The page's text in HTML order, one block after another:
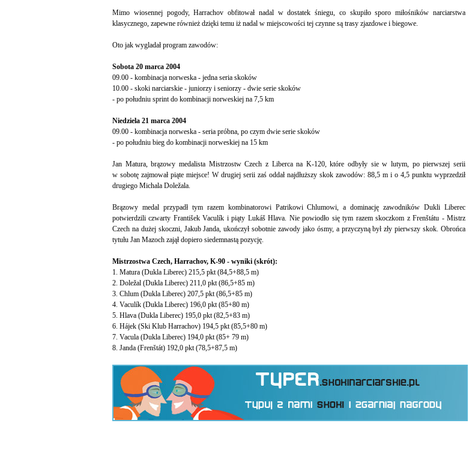
Mimo wiosennej pogody, Harrachov obfitował nadal w dostatek śniegu, co skupiło sporo miłośników narciarstwa
klasycznego, zapewne również dzięki temu iż nadal w miejscowości tej czynne są trasy zjazdowe i biegowe.
Oto jak wygladał program zawodów:
Sobota 20 marca 2004
09.00 - kombinacja norweska - jedna seria skoków
10.00 - skoki narciarskie - juniorzy i seniorzy - dwie serie skoków
- po południu sprint do kombinacji norweskiej na 7,5 km
Niedziela 21 marca 2004
09.00 - kombinacja norweska - seria próbna, po czym dwie serie skoków
- po południu bieg do kombinacji norweskiej na 15 km
Jan Matura, brązowy medalista Mistrzostw Czech z Liberca na K-120, które odbyły sie w lutym, po pierwszej serii
w sobotę zajmował piąte miejsce! W drugiej serii zaś oddał najdłuższy skok zawodów: 88,5 m i o 4,5 punktu wyprzedził
drugiego Michala Doležala.
Brązowy medal przypadł tym razem kombinatorowi Patrikowi Chlumowi, a dominację zawodników Dukli Liberec
potwierdzili czwarty František Vaculík i piąty Lukáš Hlava. Nie powiodło się tym razem skoczkom z Frenštátu - Mistrz
Czech na dużej skoczni, Jakub Janda, ukończył sobotnie zawody jako ósmy, a przyczyną był zły pierwszy skok. Obrońca
tytułu Jan Mazoch zajął dopiero siedemnastą pozycję.
Mistrzostwa Czech, Harrachov, K-90 - wyniki (skrót):
1. Matura (Dukla Liberec) 215,5 pkt (84,5+88,5 m)
2. Doležal (Dukla Liberec) 211,0 pkt (86,5+85 m)
3. Chlum (Dukla Liberec) 207,5 pkt (86,5+85 m)
4. Vaculík (Dukla Liberec) 196,0 pkt (85+80 m)
5. Hlava (Dukla Liberec) 195,0 pkt (82,5+83 m)
6. Hájek (Ski Klub Harrachov) 194,5 pkt (85,5+80 m)
7. Vacula (Dukla Liberec) 194,0 pkt (85+ 79 m)
8. Janda (Frenštát) 192,0 pkt (78,5+87,5 m)